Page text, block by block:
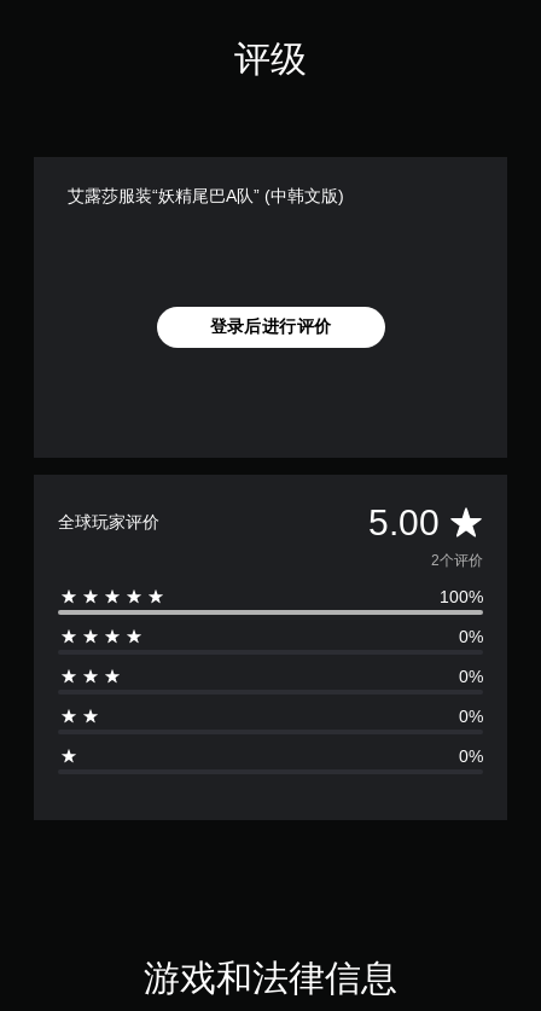
评级
艾露莎服装“妖精尾巴A队” (中韩文版)
登录后进行评价
全球玩家评价 5.00 平
均
评
价
颗
（
2个评价
100%
0%
0%
0%
0%
游戏和法律信息